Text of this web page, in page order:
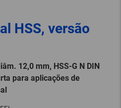
HSS, versão
12,0 mm, HSS-G N DIN
para aplicações de